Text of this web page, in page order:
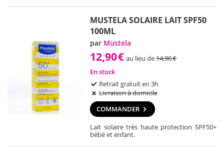
MUSTELA SOLAIRE LAIT SPF50
100ML
par Mustela
12,90€ au lieu de14,90€
En stock
Retrait gratuit en 3h
Livraison à domicile
COMMANDER
Lait solaire très haute protection SPF50+
bébé et enfant.